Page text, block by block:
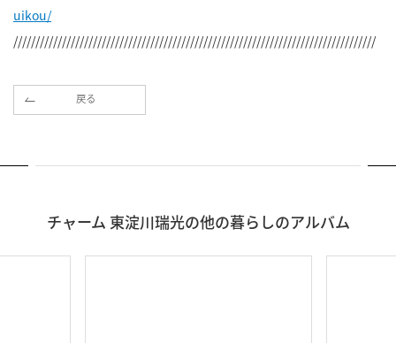
uikou/
//////////////////////////////////////////////////////////////////////////////////
戻る
チャーム 東淀川瑞光の他の暮らしのアルバム